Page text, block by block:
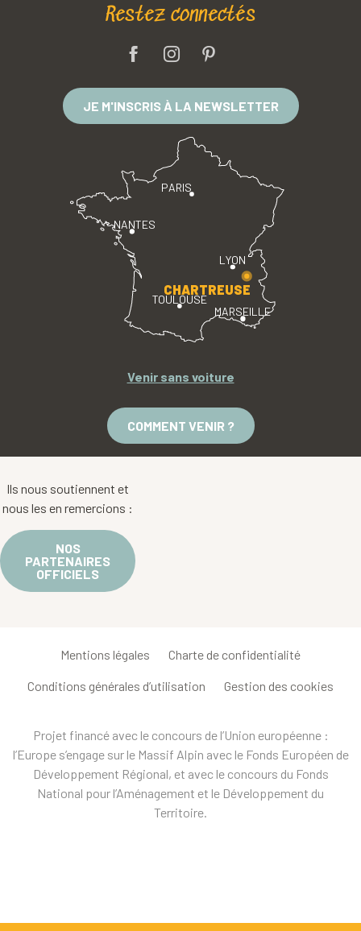
Restez connectés
JE M'INSCRIS À LA NEWSLETTER
PARIS
LYON
TOULOUSE
MARSEILLE
NANTES
CHARTREUSE
Venir sans voiture
COMMENT VENIR ?
Ils nous soutiennent et
nous les en remercions :
NOS
PARTENAIRES
OFFICIELS
Mentions légales Charte de confidentialité
Conditions générales d’utilisation Gestion des cookies
Projet financé avec le concours de l’Union européenne :
l’Europe s’engage sur le Massif Alpin avec le Fonds Européen de
Développement Régional, et avec le concours du Fonds
National pour l’Aménagement et le Développement du
Territoire.